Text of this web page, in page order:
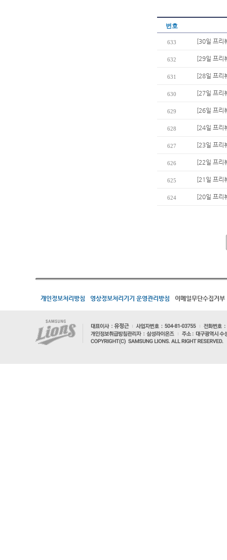
번호
633 [30일 프리
632 [29일 프리
631 [28일 프리
630 [27일 프리
629 [26일 프리
628 [24일 프리
627 [23일 프리
626 [22일 프리
625 [21일 프리
624 [20일 프리
개인정보처리방침 영상정보처리기기 운영관리방침 이메일무단수집거부